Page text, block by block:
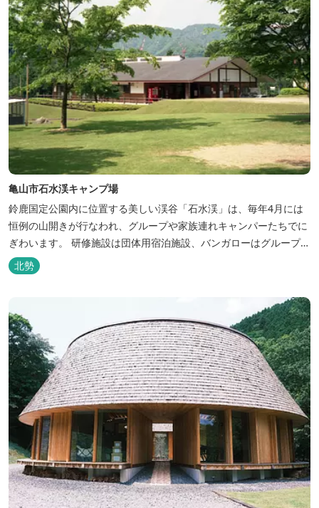
亀山市石水渓キャンプ場
鈴鹿国定公園内に位置する美しい渓谷「石水渓」は、毎年4月には
恒例の山開きが行なわれ、グループや家族連れキャンパーたちでに
ぎわいます。 研修施設は団体用宿泊施設、バンガローはグループ・
家族連れ用宿泊施設として、ハイキングやキャンプの拠点として最
適です。
北勢